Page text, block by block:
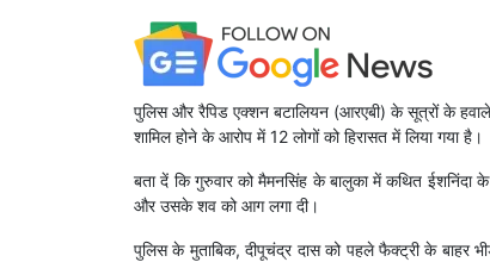
पुलिस और रैपिड एक्शन बटालियन (आरएबी) के सूत्रों के हवाले
शामिल होने के आरोप में 12 लोगों को हिरासत में लिया गया है।
बता दें कि गुरुवार को मैमनसिंह के बालुका में कथित ईशनिंदा
और उसके शव को आग लगा दी।
पुलिस के मुताबिक, दीपूचंद्र दास को पहले फैक्ट्री के बाहर